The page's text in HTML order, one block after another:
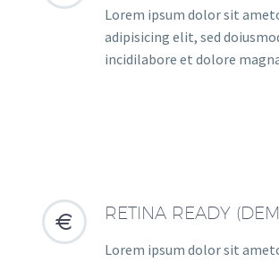
Lorem ipsum dolor sit
adipisicing elit, sed
incidilabore et dolore

 RETINA READY
Lorem ipsum dolor sit